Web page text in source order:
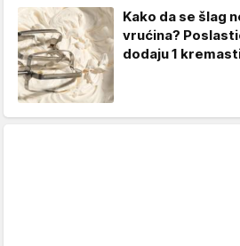
Kako da se šlag
vrućina?
dodaju 1